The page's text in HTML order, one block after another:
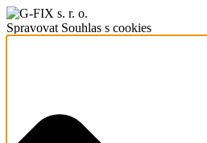
Spravovat Souhlas s cookies